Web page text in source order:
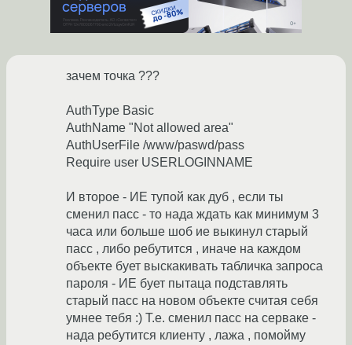
зачем точка ???
AuthType Basic
AuthName "Not allowed area"
AuthUserFile /www/paswd/pass
Require user USERLOGINNAME
И второе - ИЕ тупой как дуб , если ты
сменил пасс - то нада ждать как минимум 3
часа или больше шоб ие выкинул старый
пасс , либо ребутится , иначе на каждом
объекте бует выскакивать табличка запроса
пароля - ИЕ бует пытаца подставлять
старый пасс на новом объекте считая себя
умнее тебя :) Т.е. сменил пасс на серваке -
нада ребутится клиенту , лажа , помойму